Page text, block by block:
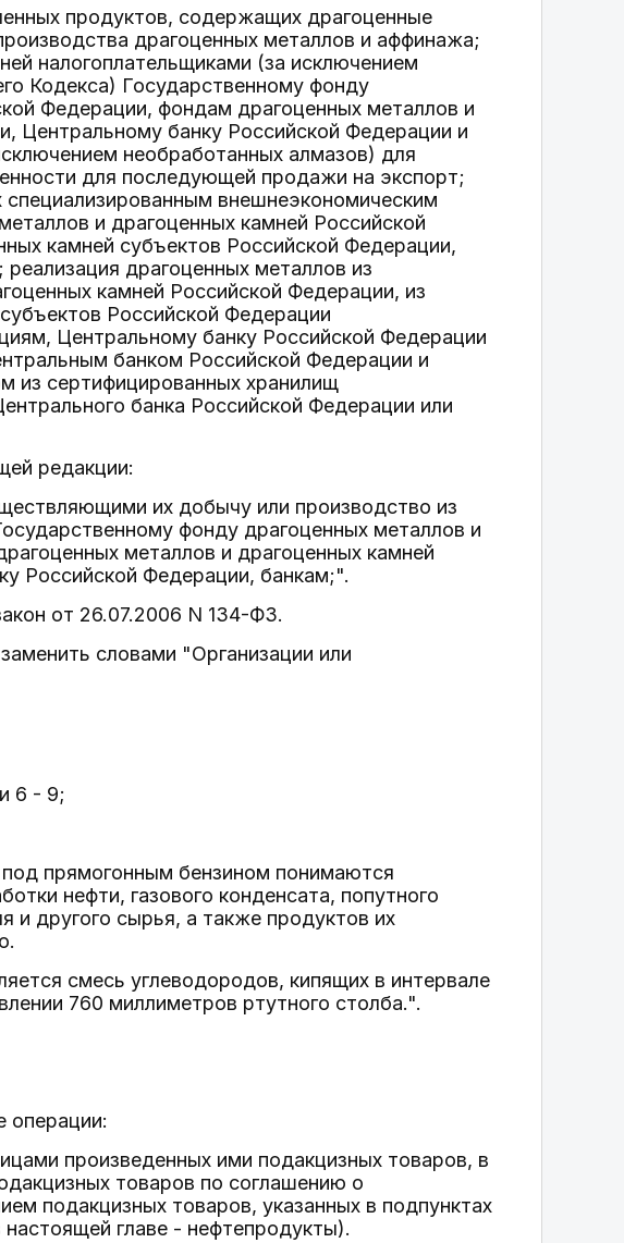
продуктов, содержащих драгоценные
драгоценных металлов и аффинажа;
налогоплательщиками (за исключением
Кодекса) Государственному фонду
Федерации, фондам драгоценных металлов и
Центральному банку Российской Федерации и
необработанных алмазов) для
для последующей продажи на экспорт;
внешнеэкономическим
и драгоценных камней Российской
камней субъектов Российской Федерации,
драгоценных металлов из
камней Российской Федерации, из
Российской Федерации
Центральному банку Российской Федерации
банком Российской Федерации и
из сертифицированных хранилищ
банка Российской Федерации или
редакции:
их добычу или производство из
фонду драгоценных металлов и
металлов и драгоценных камней
Российской Федерации, банкам;".
от 26.07.2006 N 134-ФЗ.
словами "Организации или
6 - 9;
прямогонным бензином понимаются
нефти, газового конденсата, попутного
и другого сырья, а также продуктов их
смесь углеводородов, кипящих в интервале
760 миллиметров ртутного столба.".
операции:
произведенных ими подакцизных товаров, в
товаров по соглашению о
подакцизных товаров, указанных в подпунктах
настоящей главе - нефтепродукты).